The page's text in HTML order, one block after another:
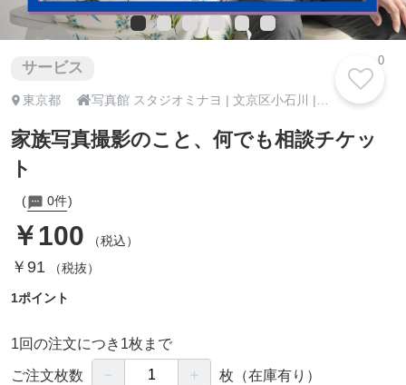
サービス
東京都  写真館 スタジオミナヨ | 文京区小石川 | 女性カメラマン
家族写真撮影のこと、何でも相談チケッ
ト
0件
￥100 （税込）
￥91 （税抜）
1ポイント
1回の注文につき1枚まで
ご注文枚数 － ＋ 枚 （在庫有り）
0